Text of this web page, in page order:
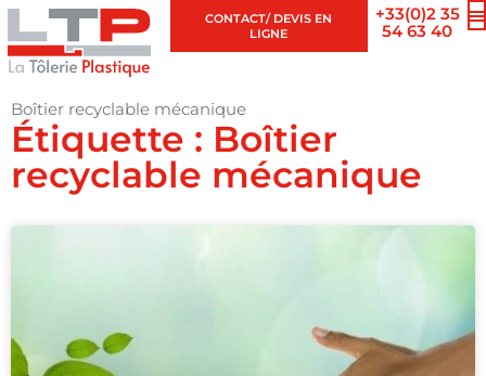
CONTACT/ DEVIS EN
LIGNE
+33(0)2 35
54 63 40
Boîtier recyclable mécanique
Étiquette : Boîtier
recyclable mécanique